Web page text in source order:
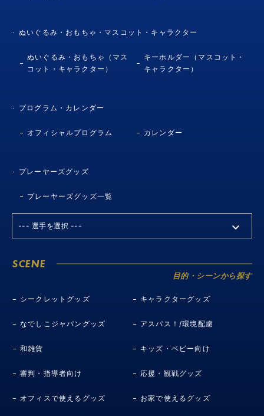
ぬいぐるみ・おもちゃ・マスコット・キャラクター
ぬいぐるみ・おもちゃ（マス
コット・キャラクター）
キーホルダー（マスコット・
キャラクター）
プログラム・カレンダー
オフィシャルプログラム カレンダー
プレーヤーズグッズ
プレーヤーズグッズ一覧
SCENE
目的・シーンから探す
シークレットグッズ キャラクターグッズ
なでしこジャパングッズ アスパス！/環境配慮
和雑貨 キッズ・ベビー向け
審判・指導者向け 応援・観戦グッズ
オフィスで使えるグッズ お家で使えるグッズ